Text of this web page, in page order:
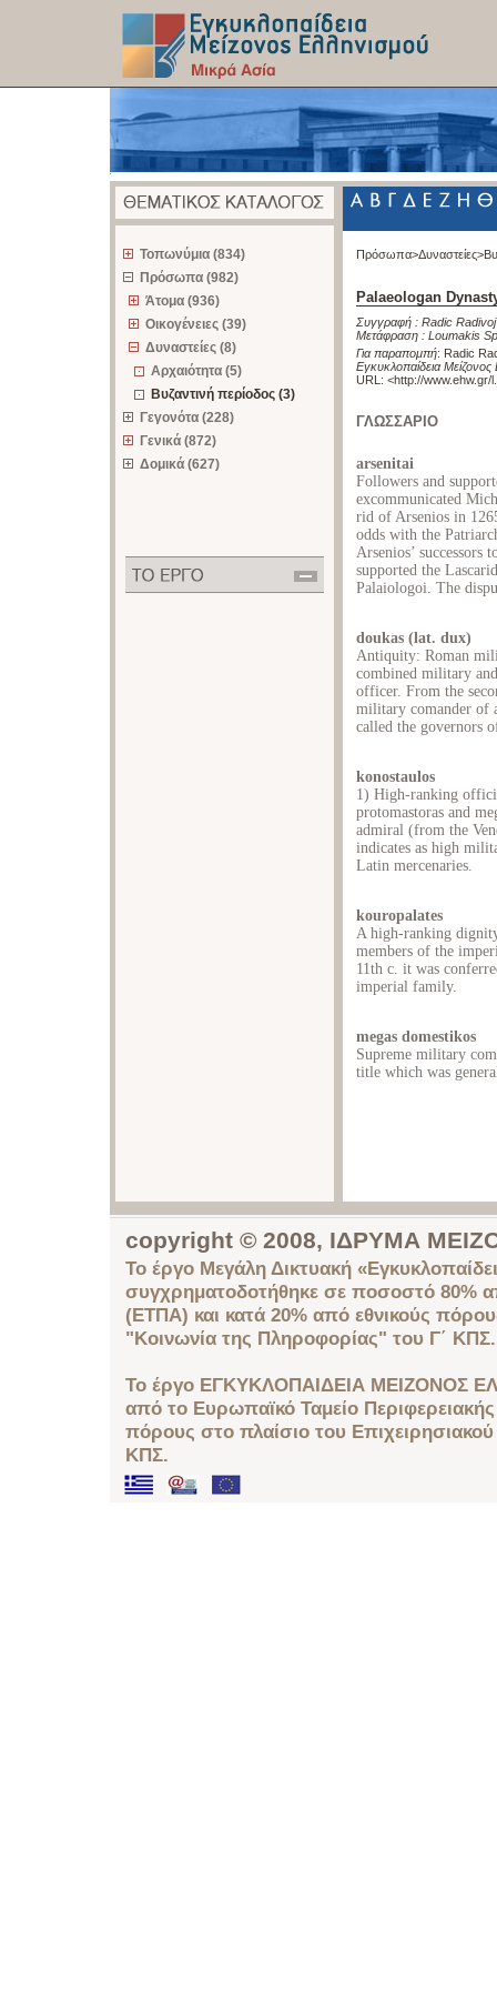
Τοπωνύμια (834)
Πρόσωπα (982)
Άτομα (936)
Οικογένειες (39)
Δυναστείες (8)
Αρχαιότητα (5)
Βυζαντινή περίοδος (3)
Γεγονότα (228)
Γενικά (872)
Δομικά (627)
Πρόσωπα>Δυναστείες>
Palaeologan
Συγγραφή : Radic Radivoj
Μετάφραση : Loumakis
Για παραπομπή: Radic
Εγκυκλοπαίδεια
URL: <http://www.ehw.gr/
ΓΛΩΣΣΑΡΙΟ
arsenitai
Followers and
excommunicated
rid of Arsenios in
odds with the
Arsenios’
supported the
Palaiologoi. The
doukas (lat. dux)
Antiquity: Roman
combined military
officer. From the
military comander of
called the governors
konostaulos
1) High-ranking
protomastoras and
admiral (from the
indicates as high
Latin mercenaries.
kouropalates
A high-ranking
members of the
11th c. it was
imperial family.
megas domestikos
Supreme military
title which was
copyright © 2008, ΙΔΡΥΜΑ
Το έργο Μεγάλη Δικτυακή
συγχρηματοδοτήθηκε σε ποσοστό 80%
(ΕΤΠΑ) και κατά 20% από εθνικούς
"Κοινωνία της Πληροφορίας" του Γ΄ ΚΠΣ.
Το έργο ΕΓΚΥΚΛΟΠΑΙΔΕΙΑ ΜΕΙΖΟΝΟΣ
από το Ευρωπαϊκό Ταμείο
πόρους στο πλαίσιο του
ΚΠΣ.